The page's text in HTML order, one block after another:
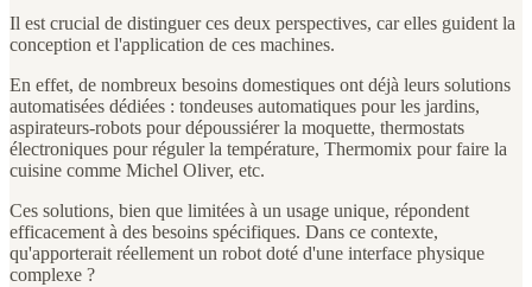
Il est crucial de distinguer ces deux perspectives, car elles guident la
conception et l'application de ces machines.
En effet, de nombreux besoins domestiques ont déjà leurs solutions
automatisées dédiées : tondeuses automatiques pour les jardins,
aspirateurs-robots pour dépoussiérer la moquette, thermostats
électroniques pour réguler la température, Thermomix pour faire la
cuisine comme Michel Oliver, etc.
Ces solutions, bien que limitées à un usage unique, répondent
efficacement à des besoins spécifiques. Dans ce contexte,
qu'apporterait réellement un robot doté d'une interface physique
complexe ?